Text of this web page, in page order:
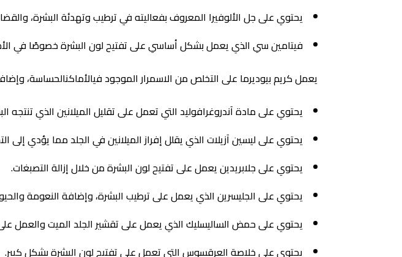
يحتوي على جل الألوفيرا المعروف بفعاليته في ترطيب وتهدئة البشرة،
فيتامين سي الذي يعمل بشكل أساسي على تفتيح لون البشرة خصوصًا في
يعمل كريم بيوديرما على التخلص من الاسمرار الموجود فيالأماكنالحساسة،
يحتوي على مادة آندروغرافوليد التي تعمل على تقليل الميلانين الذي
يحتوي على ليسين آزيلات الذي يقلل إفراز الميلانين في الجلد مما يؤدي إلى
يحتوي على جلابريدين يعمل على تفتيح لون البشرة من خلال إزالة التصبغات.
يحتوي على الجليسرين الذي يعمل على ترطيب البشرة، وإضافة النعومة
يحتوي على حمض الساليسليك الذي يعمل على تقشير الجلد الميت والعمل على
يحتوي على خلاصة العرقسوس التي تعمل على تفتيح لون البشرة بشكل كبير.